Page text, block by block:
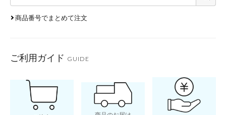
商品番号でまとめて注文
ご利用ガイド GUIDE